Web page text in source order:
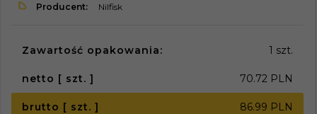
Producent: Nilfisk
Zawartość opakowania: 1 szt.
netto [ szt. ] 70.72 PLN
brutto [ szt. ] 86.99 PLN